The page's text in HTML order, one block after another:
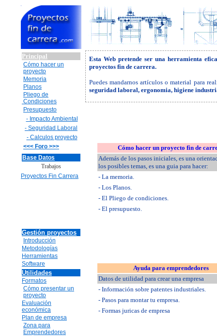
Principal
Cómo hacer un
proyecto
Memoria
Planos
Pliego de
Condiciones
Presupuesto
- Impacto Ambiental
- Seguridad Laboral
- Calculos proyecto
<<< Foro >>>
Base Datos
Trabajos
Proyectos Fin Carrera
Gestión proyectos
Introducción
Metodologías
Herramientas
Software
Utilidades
Formatos
Cómo presentar un
proyecto
Evaluación
económica
Plan de empresa
Zona para
Emprendedores
Esta Web pretende ser una herramienta
proyectos fin de carrera.
Puedes mandarnos artículos o material para
seguridad laboral, ergonomia, higiene
Cómo hacer un proyecto fin de
Además de los pasos iniciales, es una
los posibles temas, es una guia para hacer:
- La memoria.
- Los Planos.
- El Pliego de condiciones.
- El presupuesto.
Ayuda para emprendedores
Datos de utilidad para crear una empresa
- Información sobre patentes industriales.
- Pasos para montar tu empresa.
- Formas juricas de empresa